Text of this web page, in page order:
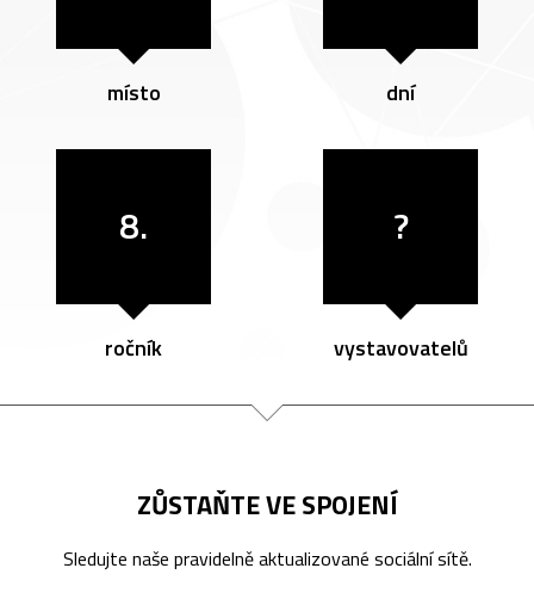
místo dní
8.
ročník
?
vystavovatelů
ZŮSTAŇTE VE SPOJENÍ
Sledujte naše pravidelně aktualizované sociální sítě.